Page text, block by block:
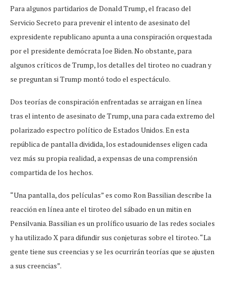
Para algunos partidarios de Donald Trump, el fracaso del
Servicio Secreto para prevenir el intento de asesinato del
expresidente republicano apunta a una conspiración orquestada
por el presidente demócrata Joe Biden. No obstante, para
algunos críticos de Trump, los detalles del tiroteo no cuadran y
se preguntan si Trump montó todo el espectáculo.
Dos teorías de conspiración enfrentadas se arraigan en línea
tras el intento de asesinato de Trump, una para cada extremo del
polarizado espectro político de Estados Unidos. En esta
república de pantalla dividida, los estadounidenses eligen cada
vez más su propia realidad, a expensas de una comprensión
compartida de los hechos.
“Una pantalla, dos películas” es como Ron Bassilian describe la
reacción en línea ante el tiroteo del sábado en un mitin en
Pensilvania. Bassilian es un prolífico usuario de las redes sociales
y ha utilizado X para difundir sus conjeturas sobre el tiroteo. “La
gente tiene sus creencias y se les ocurrirán teorías que se ajusten
a sus creencias”.